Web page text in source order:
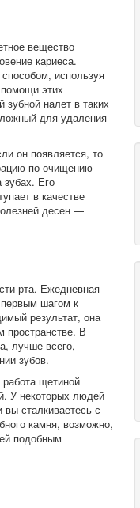
вещество
кариеса.
используя
этих
налет в таких
для удаления
он появляется, то
по очищению
Его
в качестве
десен —
рта. Ежедневная
первым шагом к
результат, она
пространстве. В
лучше всего,
зубов.
щетиной
У некоторых людей
сталкиваетесь с
камня, возможно,
подобным